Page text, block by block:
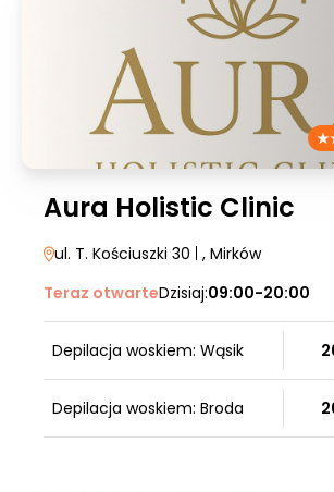
Aura Holistic Clinic
ul. T. Kościuszki 30 , Mirków
Teraz otwarteDzisiaj:09:00-20:00
Depilacja woskiem: Wąsik
Depilacja woskiem: Broda